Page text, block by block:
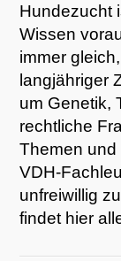
Hundezucht
Wissen
immer
langjähriger
um Genetik,
rechtliche
Themen
VDH-
unfreiwillig
findet hier